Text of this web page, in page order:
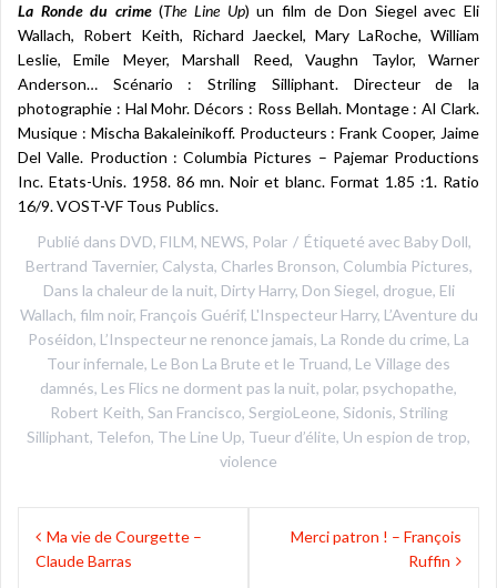
La Ronde du crime(The Line Up) un film de Don Siegel avec Eli
Wallach, Robert Keith, Richard Jaeckel, Mary LaRoche, William
Leslie, Emile Meyer, Marshall Reed, Vaughn Taylor, Warner
Anderson… Scénario : Striling Silliphant. Directeur de la
photographie : Hal Mohr. Décors : Ross Bellah. Montage : Al Clark.
Musique : Mischa Bakaleinikoff. Producteurs : Frank Cooper, Jaime
Del Valle. Production : Columbia Pictures – Pajemar Productions
Inc. Etats-Unis. 1958. 86 mn. Noir et blanc. Format 1.85 :1. Ratio
16/9. VOST-VF Tous Publics.
Publié dans DVD, FILM, NEWS, Polar Étiqueté avec Baby Doll,
Bertrand Tavernier, Calysta, Charles Bronson, Columbia Pictures,
Dans la chaleur de la nuit, Dirty Harry, Don Siegel, drogue, Eli
Wallach, film noir, François Guérif, L'Inspecteur Harry, L’Aventure du
Poséidon, L’Inspecteur ne renonce jamais, La Ronde du crime, La
Tour infernale, Le Bon La Brute et le Truand, Le Village des
damnés, Les Flics ne dorment pas la nuit, polar, psychopathe,
Robert Keith, San Francisco, SergioLeone, Sidonis, Striling
Silliphant, Telefon, The Line Up, Tueur d’élite, Un espion de trop,
violence
Navigation
deMa vie de Courgette –
Claude Barras
Merci patron ! – François
Ruffin